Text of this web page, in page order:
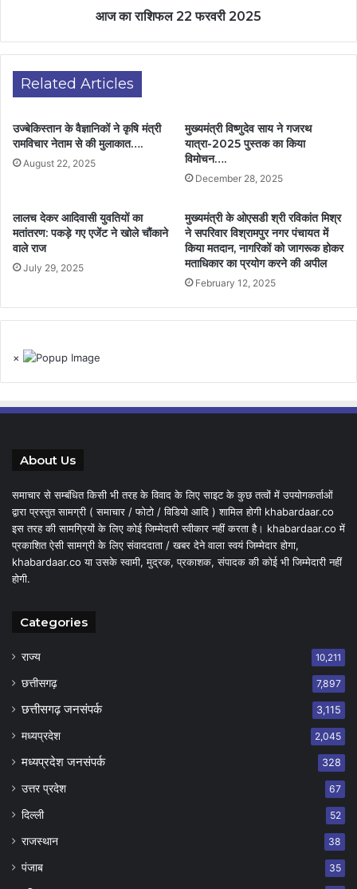
आज का राशिफल 22 फरवरी 2025
Related Articles
उज्बेकिस्तान के वैज्ञानिकों ने कृषि मंत्री
रामविचार नेताम से की मुलाकात….
August 22, 2025
मुख्यमंत्री विष्णुदेव साय ने गजरथ
यात्रा-2025 पुस्तक का किया
विमोचन….
December 28, 2025
लालच देकर आदिवासी युवतियों का
मतांतरण: पकड़े गए एजेंट ने खोले चौंकाने
वाले राज
July 29, 2025
मुख्यमंत्री के ओएसडी श्री रविकांत मिश्र
ने सपरिवार विश्रामपुर नगर पंचायत में
किया मतदान, नागरिकों को जागरूक होकर
मताधिकार का प्रयोग करने की अपील
February 12, 2025
×
About Us
समाचार से सम्बंधित किसी भी तरह के विवाद के लिए साइट के कुछ तत्वों में उपयोगकर्ताओं
द्वारा प्रस्तुत सामग्री ( समाचार / फोटो / विडियो आदि ) शामिल होगी khabardaar.co
इस तरह की सामग्रियों के लिए कोई जिम्मेदारी स्वीकार नहीं करता है। khabardaar.co में
प्रकाशित ऐसी सामग्री के लिए संवाददाता / खबर देने वाला स्वयं जिम्मेदार होगा,
khabardaar.co या उसके स्वामी, मुद्रक, प्रकाशक, संपादक की कोई भी जिम्मेदारी नहीं
होगी.
Categories
राज्य 10,211
छत्तीसगढ़ 7,897
छत्तीसगढ़ जनसंपर्क 3,115
मध्यप्रदेश 2,045
मध्यप्रदेश जनसंपर्क 328
उत्तर प्रदेश 67
दिल्ली 52
राजस्थान 38
पंजाब 35